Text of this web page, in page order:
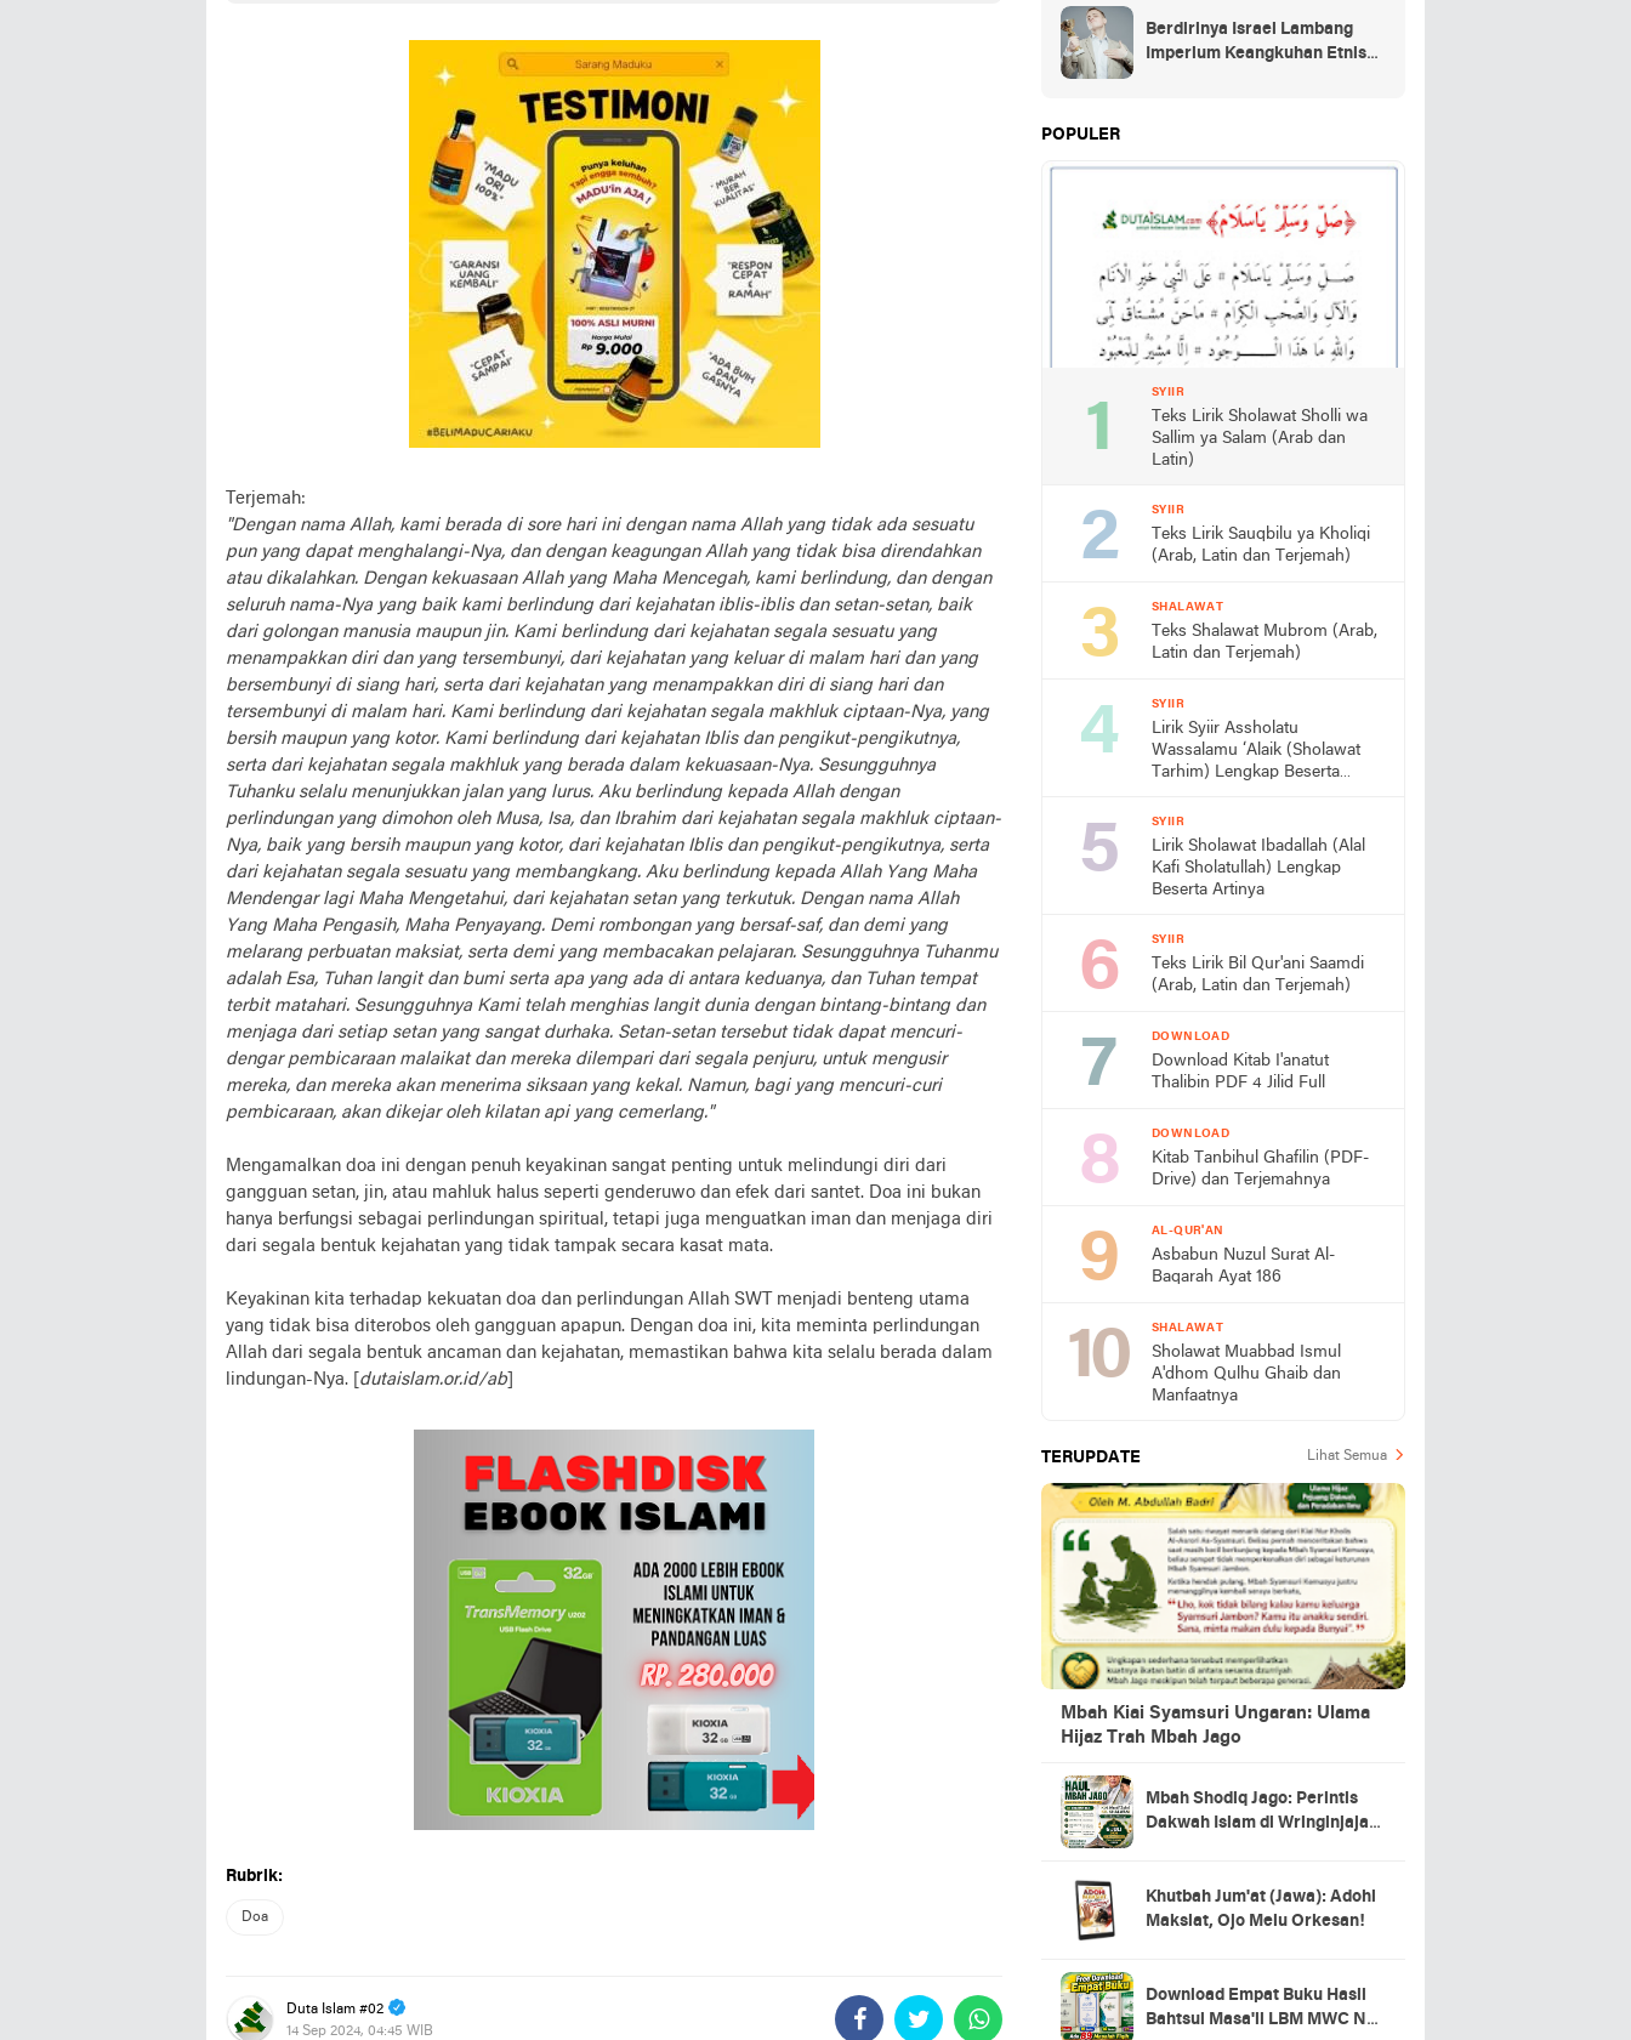
Terjemah:
"Dengan nama Allah, kami berada di sore hari ini dengan nama Allah yang tidak ada sesuatu
pun yang dapat menghalangi-Nya, dan dengan keagungan Allah yang tidak bisa direndahkan
atau dikalahkan. Dengan kekuasaan Allah yang Maha Mencegah, kami berlindung, dan dengan
seluruh nama-Nya yang baik kami berlindung dari kejahatan iblis-iblis dan setan-setan, baik
dari golongan manusia maupun jin. Kami berlindung dari kejahatan segala sesuatu yang
menampakkan diri dan yang tersembunyi, dari kejahatan yang keluar di malam hari dan yang
bersembunyi di siang hari, serta dari kejahatan yang menampakkan diri di siang hari dan
tersembunyi di malam hari. Kami berlindung dari kejahatan segala makhluk ciptaan-Nya, yang
bersih maupun yang kotor. Kami berlindung dari kejahatan Iblis dan pengikut-pengikutnya,
serta dari kejahatan segala makhluk yang berada dalam kekuasaan-Nya. Sesungguhnya
Tuhanku selalu menunjukkan jalan yang lurus. Aku berlindung kepada Allah dengan
perlindungan yang dimohon oleh Musa, Isa, dan Ibrahim dari kejahatan segala makhluk ciptaan-
Nya, baik yang bersih maupun yang kotor, dari kejahatan Iblis dan pengikut-pengikutnya, serta
dari kejahatan segala sesuatu yang membangkang. Aku berlindung kepada Allah Yang Maha
Mendengar lagi Maha Mengetahui, dari kejahatan setan yang terkutuk. Dengan nama Allah
Yang Maha Pengasih, Maha Penyayang. Demi rombongan yang bersaf-saf, dan demi yang
melarang perbuatan maksiat, serta demi yang membacakan pelajaran. Sesungguhnya Tuhanmu
adalah Esa, Tuhan langit dan bumi serta apa yang ada di antara keduanya, dan Tuhan tempat
terbit matahari. Sesungguhnya Kami telah menghias langit dunia dengan bintang-bintang dan
menjaga dari setiap setan yang sangat durhaka. Setan-setan tersebut tidak dapat mencuri-
dengar pembicaraan malaikat dan mereka dilempari dari segala penjuru, untuk mengusir
mereka, dan mereka akan menerima siksaan yang kekal. Namun, bagi yang mencuri-curi
pembicaraan, akan dikejar oleh kilatan api yang cemerlang."
Mengamalkan doa ini dengan penuh keyakinan sangat penting untuk melindungi diri dari
gangguan setan, jin, atau mahluk halus seperti genderuwo dan efek dari santet. Doa ini bukan
hanya berfungsi sebagai perlindungan spiritual, tetapi juga menguatkan iman dan menjaga diri
dari segala bentuk kejahatan yang tidak tampak secara kasat mata.
Keyakinan kita terhadap kekuatan doa dan perlindungan Allah SWT menjadi benteng utama
yang tidak bisa diterobos oleh gangguan apapun. Dengan doa ini, kita meminta perlindungan
Allah dari segala bentuk ancaman dan kejahatan, memastikan bahwa kita selalu berada dalam
lindungan-Nya. [ dutaislam.or.id/ab]
Rubrik:
Doa
Duta Islam #02
14 Sep 2024, 04:45 WIB
Berdirinya Israel Lambang
Imperium Keangkuhan Etnis
POPULER
SYIIR
Teks Lirik Sholawat Sholli wa
Sallim ya Salam (Arab dan
Latin)
SYIIR
Teks Lirik Sauqbilu ya Kholiqi
(Arab, Latin dan Terjemah)
SHALAWAT
Teks Shalawat Mubrom (Arab,
Latin dan Terjemah)
SYIIR
Lirik Syiir Assholatu
Wassalamu ‘Alaik (Sholawat
Tarhim) Lengkap Beserta
SYIIR
Lirik Sholawat Ibadallah (Alal
Kafi Sholatullah) Lengkap
Beserta Artinya
SYIIR
Teks Lirik Bil Qur'ani Saamdi
(Arab, Latin dan Terjemah)
DOWNLOAD
Download Kitab I'anatut
Thalibin PDF 4 Jilid Full
DOWNLOAD
Kitab Tanbihul Ghafilin (PDF-
Drive) dan Terjemahnya
AL-QUR'AN
Asbabun Nuzul Surat Al-
Baqarah Ayat 186
SHALAWAT
Sholawat Muabbad Ismul
A'dhom Qulhu Ghaib dan
Manfaatnya
TERUPDATE Lihat Semua
Mbah Kiai Syamsuri Ungaran: Ulama
Hijaz Trah Mbah Jago
Mbah Shodiq Jago: Perintis
Dakwah Islam di Wringinjajar,
Khutbah Jum'at (Jawa): Adohi
Maksiat, Ojo Melu Orkesan!
Download Empat Buku Hasil
Bahtsul Masa'il LBM MWC NU